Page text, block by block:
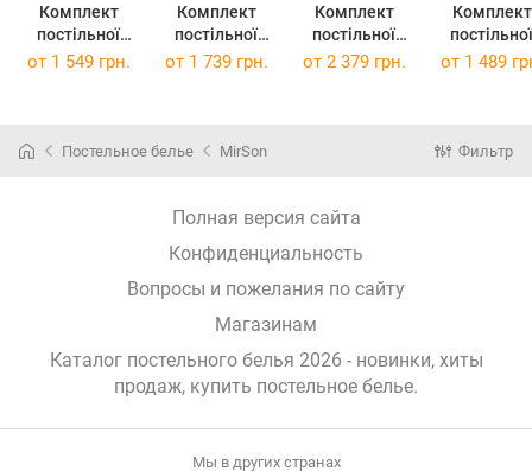
Комплект
постільної
білизни
Green leaves
Комплект
постільної
білизни Євро
Комплект
постільної
білизни
Комплект
постільної
білизни
4736
от 1 549 грн. от 1 739 грн. от 2 379 грн. от 1 489
Постельное белье MirSon Фильтр
Полная версия сайта
Конфиденциальность
Вопросы и пожелания по сайту
Магазинам
Каталог постельного белья 2026 - новинки, хиты
продаж, купить постельное белье.
Мы в других странах